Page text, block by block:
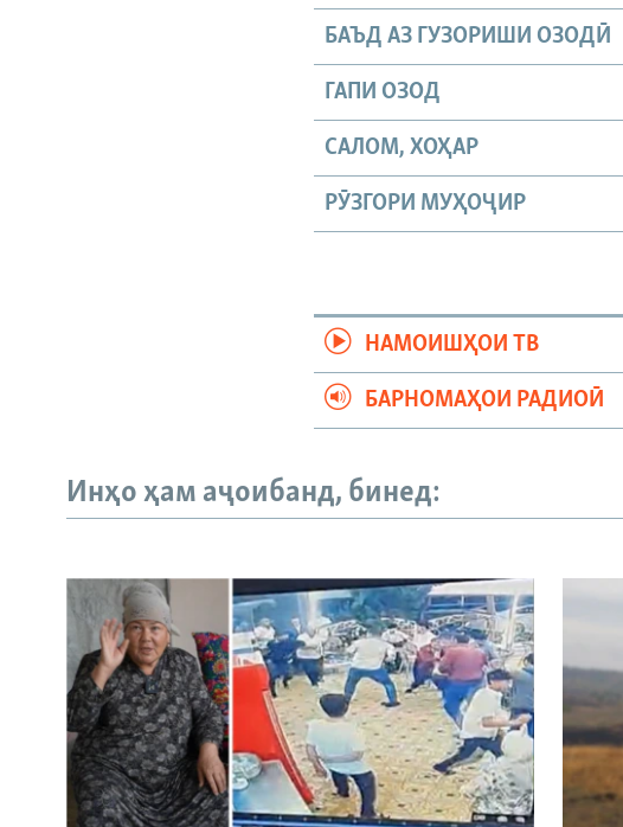
БАЪД АЗ ГУЗОРИШИ ОЗОДӢ
ГАПИ ОЗОД
САЛОМ, ХОҲАР
РӮЗГОРИ МУҲОҶИР
НАМОИШҲОИ ТВ
БАРНОМАҲОИ РАДИОӢ
Инҳо ҳам аҷоибанд, бинед: